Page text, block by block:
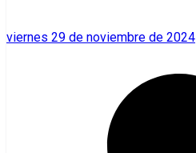
viernes 29 de noviembre de 2024